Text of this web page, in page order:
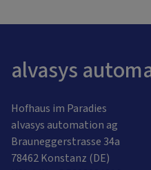
alvasys
Hofhaus im Paradies
alvasys automation ag
Brauneggerstrasse 34a
78462 Konstanz (DE)